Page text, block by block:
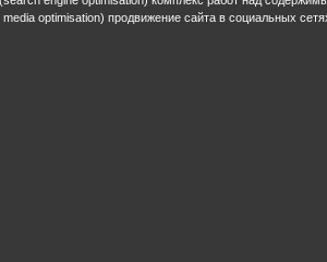
optimisation) продвижение сайта в социальных